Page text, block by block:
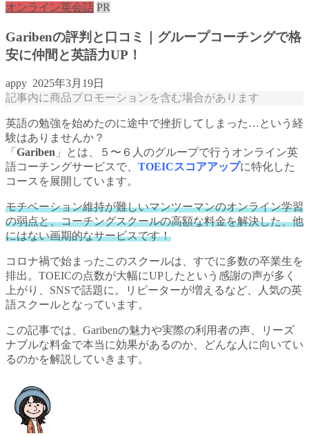
オンライン英会話 PR
Garibenの評判と口コミ｜グループコーチングで格
安に仲間と英語力UP！
appy 2025年3月19日
記事内に商品プロモーションを含む場合があります
英語の勉強を始めたのに途中で挫折してしまった…という経
験はありませんか？
「 Gariben 」とは、５〜６人のグループで行うオンライン英
語コーチングサービスで、 TOEICスコアアップに特化した
コースを展開しています。
モチベーション維持が難しいマンツーマンのオンライン学習
の弱点と、コーチングスクールの高額な料金を解決した、他
にはない画期的なサービスです！
コロナ禍で始まったこのスクールは、すでに多数の卒業生を
排出。TOEICの点数が大幅にUPしたという感謝の声が多く
上がり、SNSで話題に。リピーターが増えるなど、人気の英
語スクールとなっています。
この記事では、Garibenの魅力や実際の利用者の声、リーズ
ナブルな料金で本当に効果があるのか、どんな人に向いてい
るのかを解説していきます。